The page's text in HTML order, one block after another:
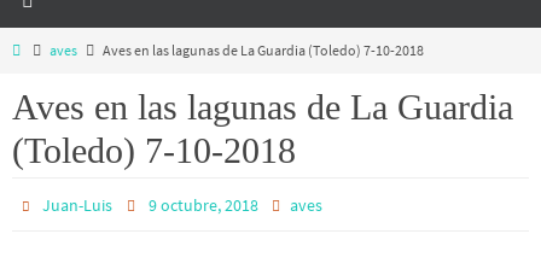
Inicioaves Aves en las lagunas de La Guardia (Toledo) 7-10-2018
Aves en las lagunas de La Guardia
(Toledo) 7-10-2018
Juan-Luis 9 octubre, 2018 aves